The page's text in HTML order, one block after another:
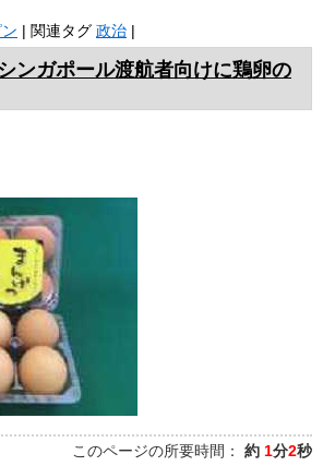
| 関連タグ 政治 |
ンガポール渡航者向けに鶏卵の
このページの所要時間： 約 1分2秒